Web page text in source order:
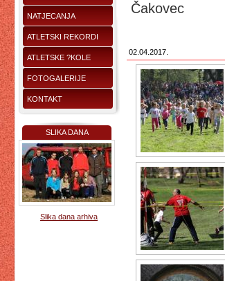
NATJECANJA
ATLETSKI REKORDI
ATLETSKE ?KOLE
FOTOGALERIJE
KONTAKT
SLIKA DANA
Slika dana arhiva
Čakovec
02.04.2017.